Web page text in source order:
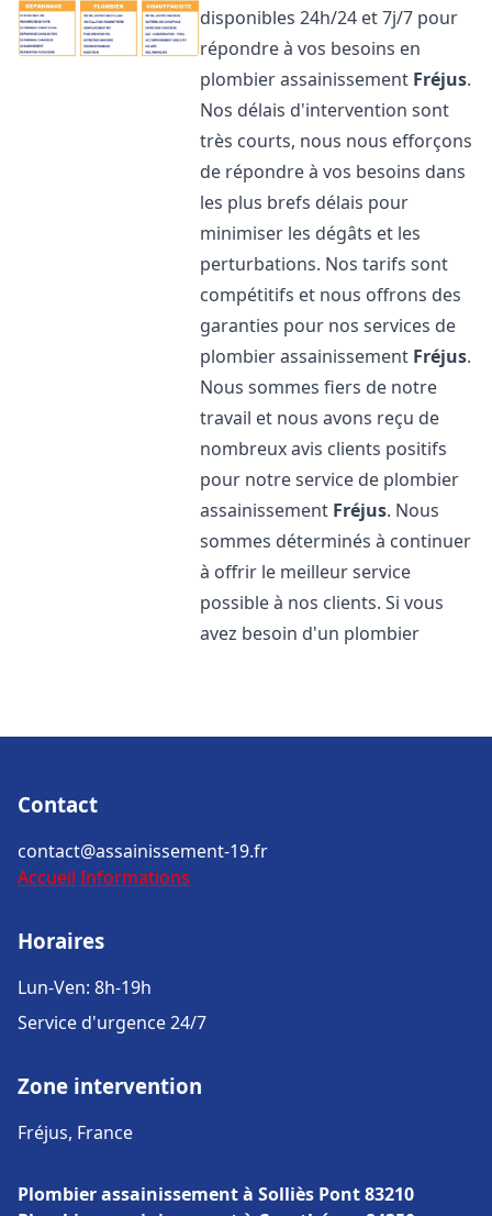
disponibles 24h/24 et 7j/7 pour
répondre à vos besoins en
plombier assainissement Fréjus.
Nos délais d'intervention sont
très courts, nous nous efforçons
de répondre à vos besoins dans
les plus brefs délais pour
minimiser les dégâts et les
perturbations. Nos tarifs sont
compétitifs et nous offrons des
garanties pour nos services de
plombier assainissement Fréjus.
Nous sommes fiers de notre
travail et nous avons reçu de
nombreux avis clients positifs
pour notre service de plombier
assainissement Fréjus. Nous
sommes déterminés à continuer
à offrir le meilleur service
possible à nos clients. Si vous
avez besoin d'un plombier
Contact
contact@assainissement-19.fr
Accueil Informations
Horaires
Lun-Ven: 8h-19h
Service d'urgence 24/7
Zone intervention
Fréjus, France
Plombier assainissement à Solliès Pont 83210